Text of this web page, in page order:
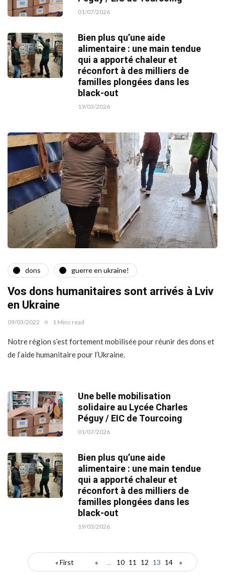
01/07/2026
Bien plus qu’une aide
alimentaire : une main tendue
qui a apporté chaleur et
réconfort à des milliers de
familles plongées dans les
black-out
19/03/2026
dons guerre en ukraine!
Vos dons humanitaires sont arrivés à Lviv
en Ukraine
09/03/2022 1 Mins read
Notre région s’est fortement mobilisée pour réunir des dons et
de l’aide humanitaire pour l’Ukraine.
Une belle mobilisation
solidaire au Lycée Charles
Péguy / EIC de Tourcoing
01/07/2026
Bien plus qu’une aide
alimentaire : une main tendue
qui a apporté chaleur et
réconfort à des milliers de
familles plongées dans les
black-out
19/03/2026
« First « ... 10 11 12 13 14 »